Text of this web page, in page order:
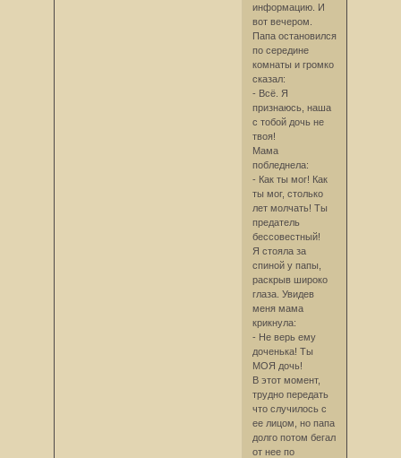
информацию. И
вот вечером.
Папа остановился
по середине
комнаты и громко
сказал:
- Всё. Я
признаюсь, наша
с тобой дочь не
твоя!
Мама
побледнела:
- Как ты мог! Как
ты мог, столько
лет молчать! Ты
предатель
бессовестный!
Я стояла за
спиной у папы,
раскрыв широко
глаза. Увидев
меня мама
крикнула:
- Не верь ему
доченька! Ты
МОЯ дочь!
В этот момент,
трудно передать
что случилось с
ее лицом, но папа
долго потом бегал
от нее по